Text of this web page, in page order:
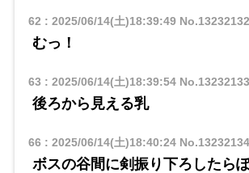
62 : 2025/06/14(土)18:39:49
むっ！
63 : 2025/06/14(土)18:39:54
後ろから見える乳
66 : 2025/06/14(土)18:40:24
ボスの谷間に剣振り下ろしたら